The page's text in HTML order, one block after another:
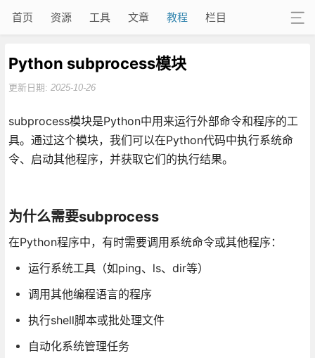
首页 资源 工具 文章 教程 栏目
Python subprocess模块
更新日期: 2025-10-26
subprocess模块是Python中用来运行外部命令和程序的工
具。通过这个模块，我们可以在Python代码中执行系统命
令、启动其他程序，并获取它们的执行结果。
为什么需要subprocess
在Python程序中，有时需要调用系统命令或其他程序：
运行系统工具（如ping、ls、dir等）
调用其他编程语言的程序
执行shell脚本或批处理文件
自动化系统管理任务